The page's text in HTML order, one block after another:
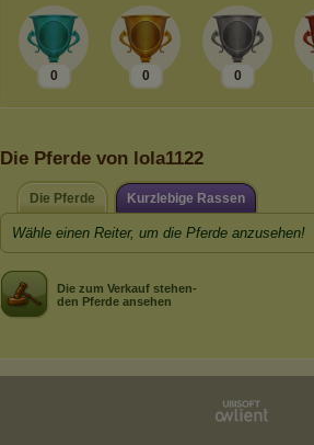
0 0 0
Die Pferde von lola1122
Die Pferde Kurzlebige Rassen
Wähle einen Reiter, um die Pferde anzusehen!
Die zum Verkauf stehen-
den Pferde ansehen